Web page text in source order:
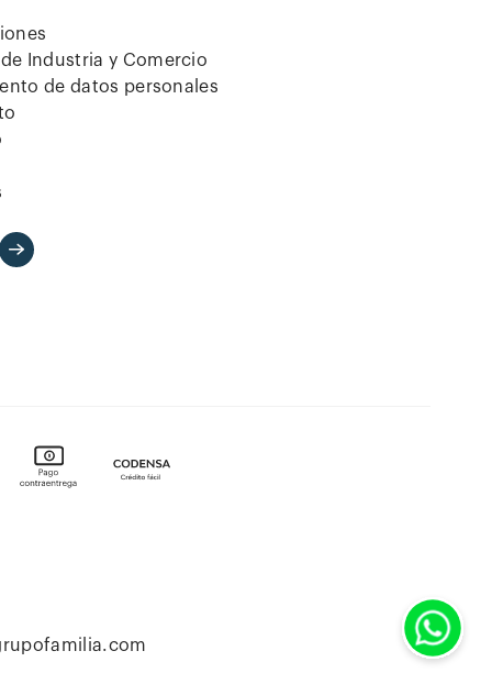
Industria y Comercio
de datos personales